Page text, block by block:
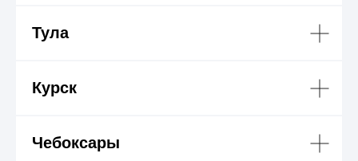
Тула
Курск
Чебоксары